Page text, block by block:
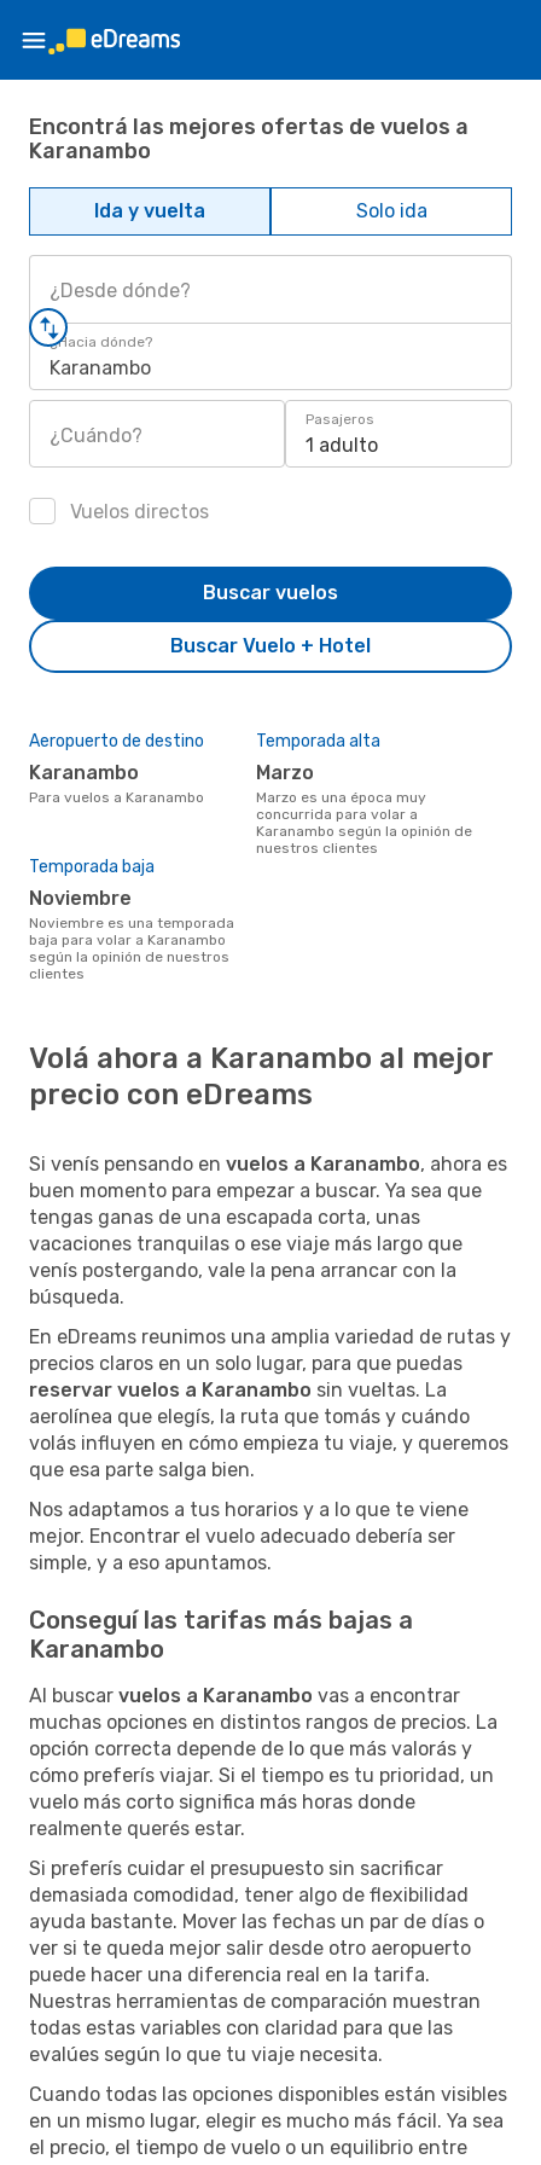
Encontrá las mejores ofertas de vuelos a
Karanambo
Ida y vuelta Solo ida
¿Desde dónde?
¿Hacia dónde?
Karanambo
¿Cuándo?
Pasajeros
1 adulto
Vuelos directos
Buscar Vuelo + Hotel
Buscar vuelos
Aeropuerto de destino
Karanambo
Para vuelos a Karanambo
Temporada alta
marzo
marzo es una época muy
concurrida para volar a
Karanambo según la opinión de
nuestros clientes
Temporada baja
noviembre
noviembre es una temporada
baja para volar a Karanambo
según la opinión de nuestros
clientes
Volá ahora a Karanambo al mejor
precio con eDreams
Si venís pensando en vuelos a Karanambo, ahora es
buen momento para empezar a buscar. Ya sea que
tengas ganas de una escapada corta, unas
vacaciones tranquilas o ese viaje más largo que
venís postergando, vale la pena arrancar con la
búsqueda.
En eDreams reunimos una amplia variedad de rutas y
precios claros en un solo lugar, para que puedas
reservar vuelos a Karanambo sin vueltas. La
aerolínea que elegís, la ruta que tomás y cuándo
volás influyen en cómo empieza tu viaje, y queremos
que esa parte salga bien.
Nos adaptamos a tus horarios y a lo que te viene
mejor. Encontrar el vuelo adecuado debería ser
simple, y a eso apuntamos.
Conseguí las tarifas más bajas a
Karanambo
Al buscar vuelos a Karanambo vas a encontrar
muchas opciones en distintos rangos de precios. La
opción correcta depende de lo que más valorás y
cómo preferís viajar. Si el tiempo es tu prioridad, un
vuelo más corto significa más horas donde
realmente querés estar.
Si preferís cuidar el presupuesto sin sacrificar
demasiada comodidad, tener algo de flexibilidad
ayuda bastante. Mover las fechas un par de días o
ver si te queda mejor salir desde otro aeropuerto
puede hacer una diferencia real en la tarifa.
Nuestras herramientas de comparación muestran
todas estas variables con claridad para que las
evalúes según lo que tu viaje necesita.
Cuando todas las opciones disponibles están visibles
en un mismo lugar, elegir es mucho más fácil. Ya sea
el precio, el tiempo de vuelo o un equilibrio entre